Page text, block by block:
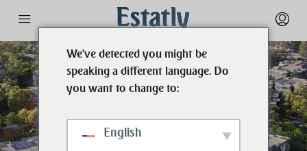
We've detected you might be
speaking a different language. Do
you want to change to:
English